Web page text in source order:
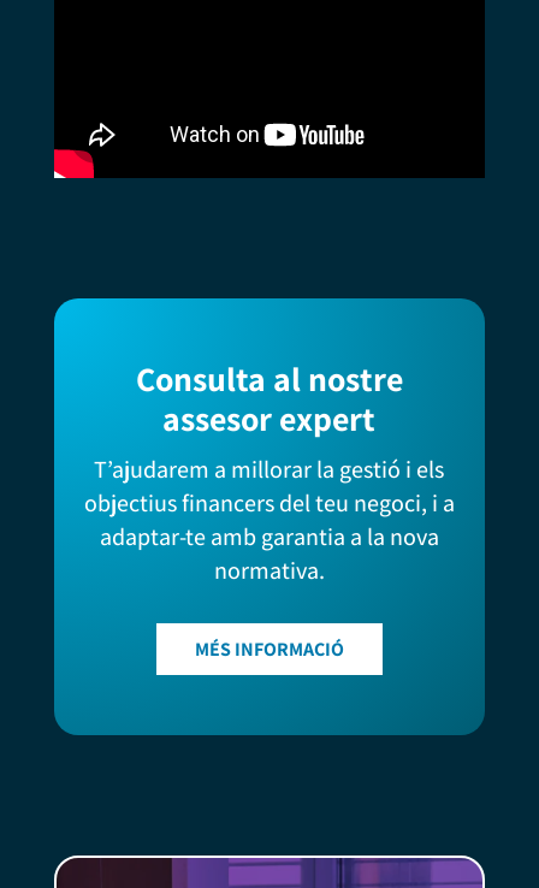
Consulta al nostre
assesor expert
T’ajudarem a millorar la gestió i els
objectius financers del teu negoci, i a
adaptar-te amb garantia a la nova
normativa.
MÉS INFORMACIÓ